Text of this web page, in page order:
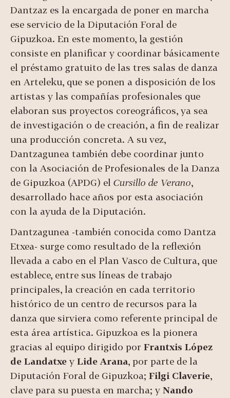
Dantzaz es la encargada de poner en marcha
ese servicio de la Diputación Foral de
Gipuzkoa. En este momento, la gestión
consiste en planificar y coordinar básicamente
el préstamo gratuito de las tres salas de danza
en Arteleku, que se ponen a disposición de los
artistas y las compañías profesionales que
elaboran sus proyectos coreográficos, ya sea
de investigación o de creación, a fin de realizar
una producción concreta. A su vez,
Dantzagunea también debe coordinar junto
con la Asociación de Profesionales de la Danza
de Gipuzkoa (APDG) el Cursillo de Verano,
desarrollado hace años por esta asociación
con la ayuda de la Diputación.
Dantzagunea -también conocida como Dantza
Etxea- surge como resultado de la reflexión
llevada a cabo en el Plan Vasco de Cultura, que
establece, entre sus líneas de trabajo
principales, la creación en cada territorio
histórico de un centro de recursos para la
danza que sirviera como referente principal de
esta área artística. Gipuzkoa es la pionera
gracias al equipo dirigido por Frantxis López
de Landatxe y Lide Arana, por parte de la
Diputación Foral de Gipuzkoa; Filgi Claverie,
clave para su puesta en marcha; y Nando